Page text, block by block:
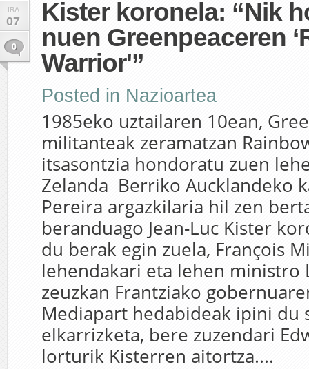
IRA
07
0
Kister koronela: “Nik
nuen Greenpeaceren
Warrior'”
Posted in Nazioartea
1985eko uztailaren 10ean,
militanteak zeramatzan
itsasontzia hondoratu zuen
Zelanda Berriko Aucklandeko
Pereira argazkilaria hil zen
beranduago Jean-Luc Kister
du berak egin zuela, François
lehendakari eta lehen ministro
zeuzkan Frantziako
Mediapart hedabideak ipini du
elkarrizketa, bere zuzendari
lorturik Kisterren aitortza....